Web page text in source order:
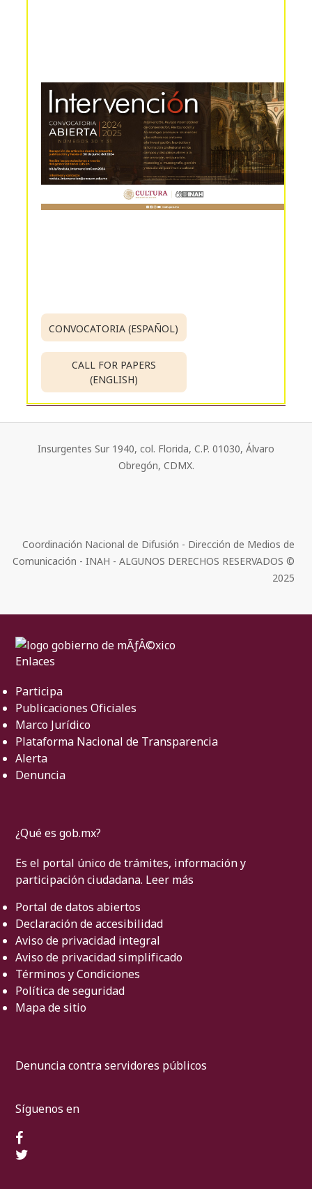
CONVOCATORIA (ESPAÑOL)
CALL FOR PAPERS
(ENGLISH)
Insurgentes Sur 1940, col. Florida, C.P. 01030, Álvaro
Obregón, CDMX.
Coordinación Nacional de Difusión - Dirección de Medios de
Comunicación - INAH - ALGUNOS DERECHOS RESERVADOS ©
2025
Enlaces
Participa
Publicaciones Oficiales
Marco Jurídico
Plataforma Nacional de Transparencia
Alerta
Denuncia
¿Qué es gob.mx?
Es el portal único de trámites, información y
participación ciudadana. Leer más
Portal de datos abiertos
Declaración de accesibilidad
Aviso de privacidad integral
Aviso de privacidad simplificado
Términos y Condiciones
Política de seguridad
Mapa de sitio
Denuncia contra servidores públicos
Síguenos en